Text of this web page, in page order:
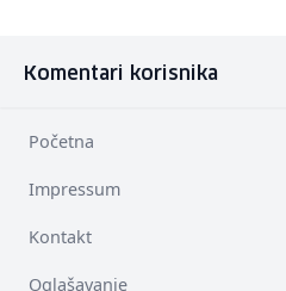
Komentari korisnika
Početna
Impressum
Kontakt
Oglašavanje